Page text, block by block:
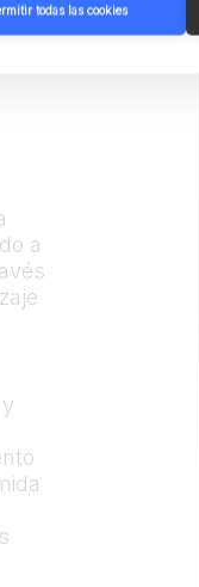
todas las cookies
a